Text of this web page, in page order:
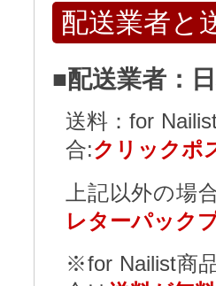
配送業者と
■配送業者：
送料：for
合:クリックポ
上記以外の場
レターパック
※for Nailist商